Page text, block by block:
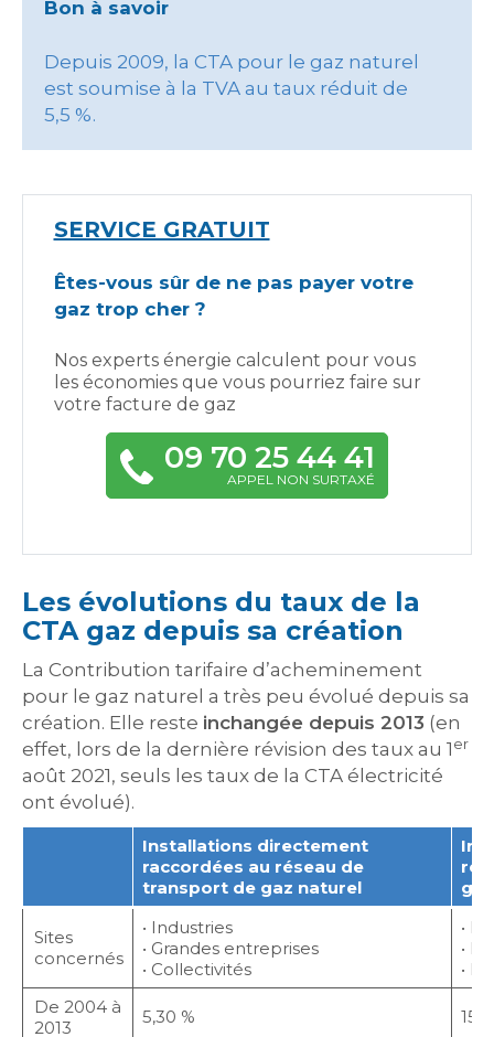
Bon à savoir
Depuis 2009, la CTA pour le gaz naturel
est soumise à la TVA au taux réduit de
5,5 %.
SERVICE GRATUIT
Êtes-vous sûr de ne pas payer votre
gaz trop cher ?
Nos experts énergie calculent pour vous
les économies que vous pourriez faire sur
votre facture de gaz
09 70 25 44 41
APPEL NON SURTAXÉ
Les évolutions du taux de la
CTA gaz depuis sa création
La Contribution tarifaire d’acheminement
pour le gaz naturel a très peu évolué depuis sa
création. Elle reste inchangée depuis 2013 (en
effet, lors de la dernière révision des taux au 1 er
août 2021, seuls les taux de la CTA électricité
ont évolué).
Installations directement
raccordées au réseau de
transport de gaz naturel
Sites
concernés
• Industries
• Grandes entreprises
• Collectivités
•
•
•
De 2004 à
2013
5,30 %